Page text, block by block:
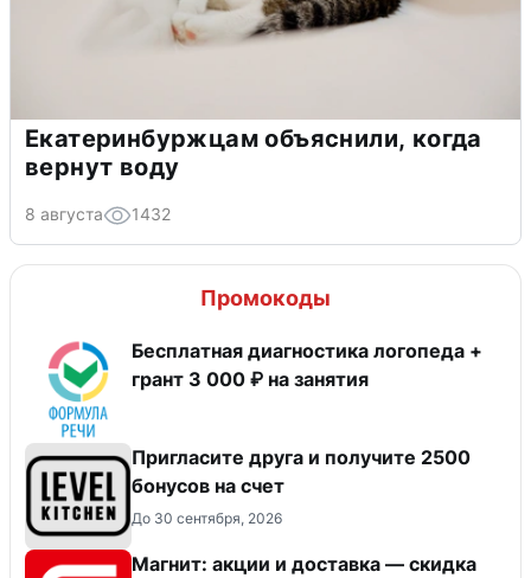
Екатеринбуржцам объяснили, когда
вернут воду
8 августа 1432
Промокоды
Бесплатная диагностика логопеда +
грант 3 000 ₽ на занятия
Пригласите друга и получите 2500
бонусов на счет
До 30 сентября, 2026
Магнит: акции и доставка — скидка